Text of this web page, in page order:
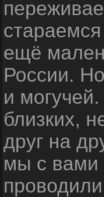
ещё
России.
и
близких,
друг на
мы с вами